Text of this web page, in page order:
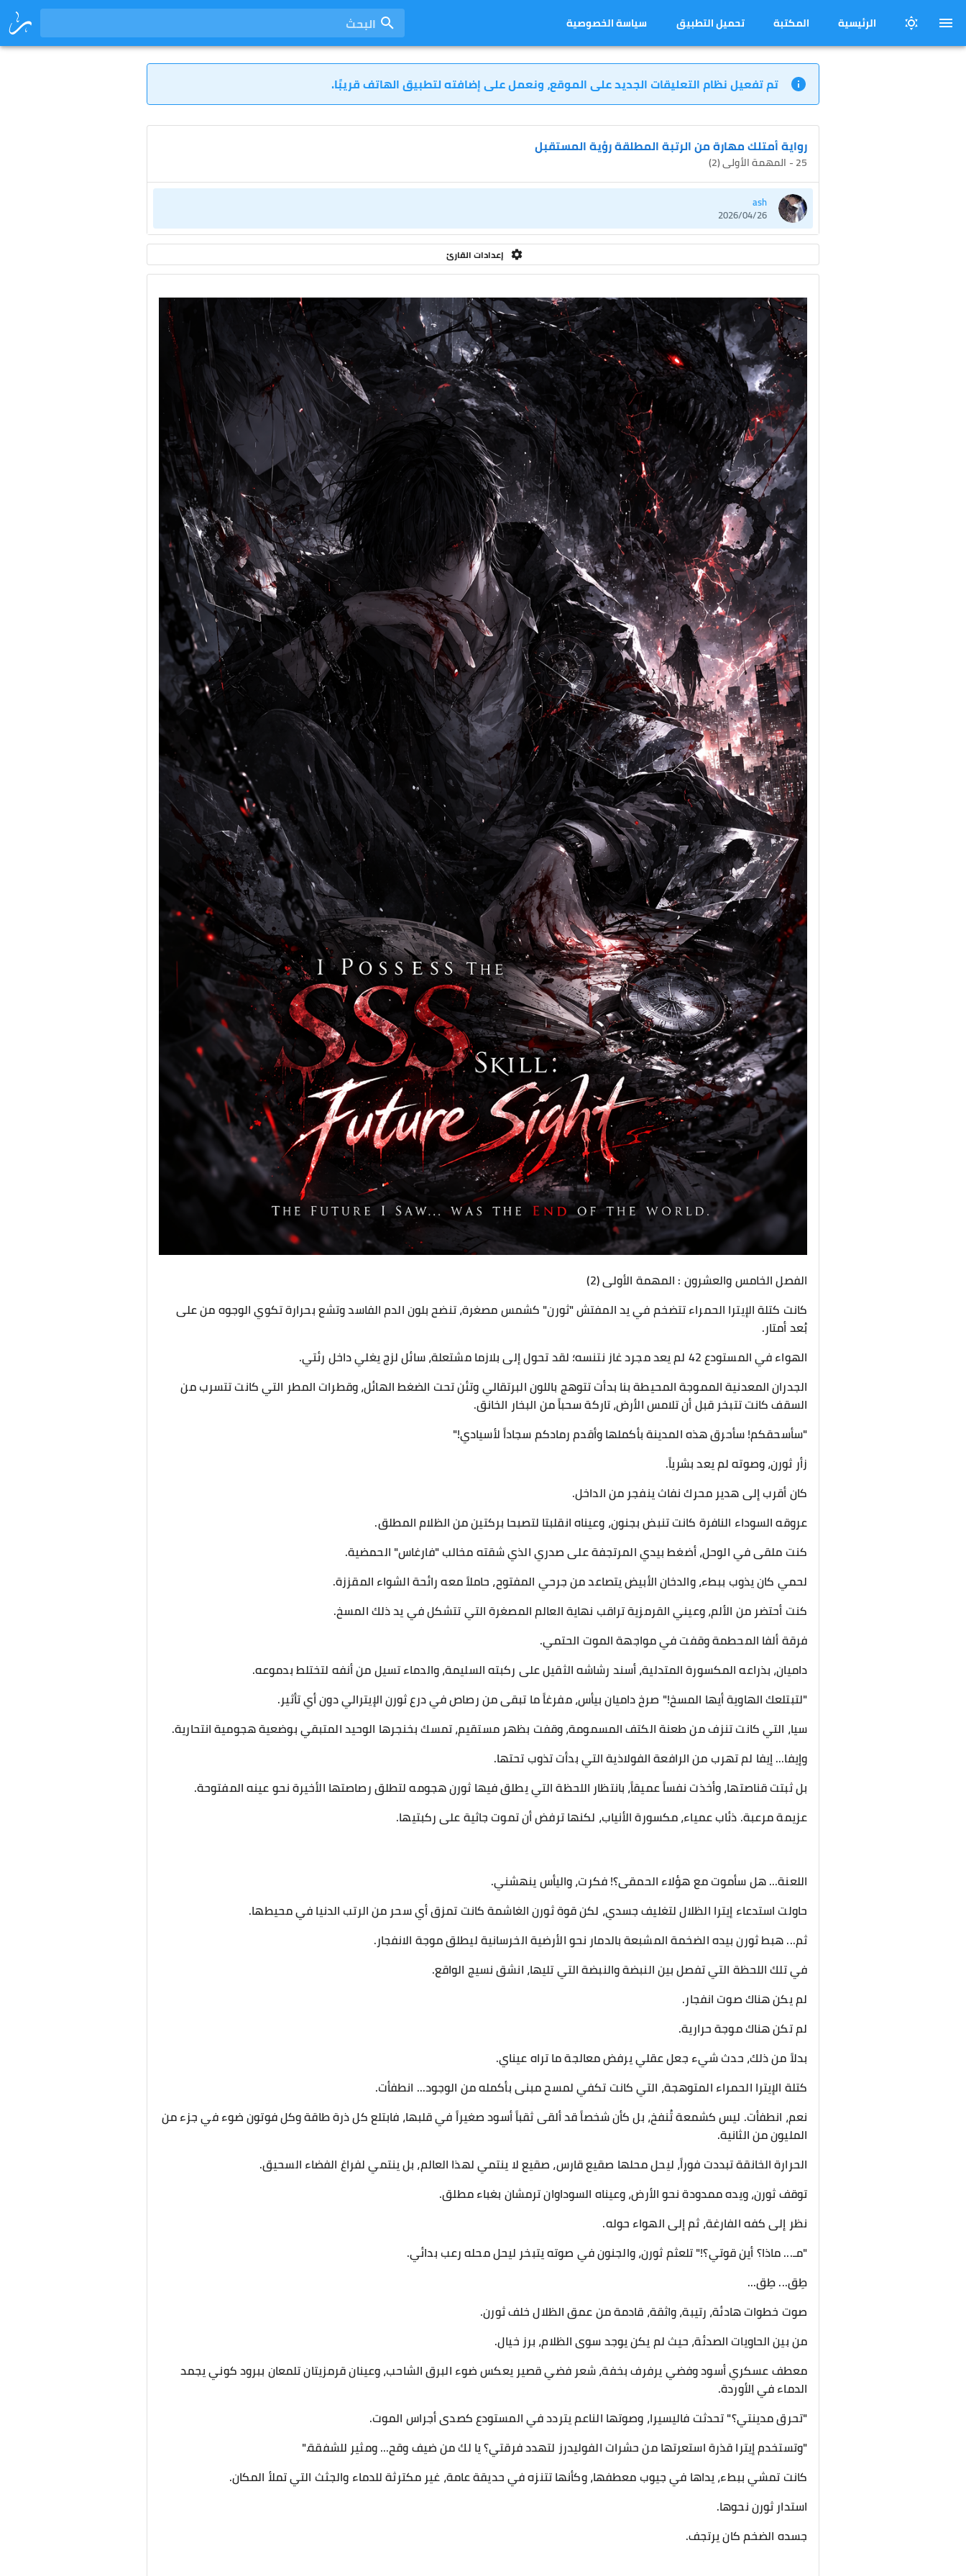
الرئيسية المكتبة تحميل التطبيق سياسة الخصوصية البحث
تم تفعيل نظام التعليقات الجديد على الموقع، ونعمل على إضافته لتطبيق الهاتف قريبًا.
رواية أمتلك مهارة من الرتبة المطلقة رؤية المستقبل
25 - المهمة الأولى (2)
ash
2026/04/26
إعدادات القارئ
الفصل الخامس والعشرون : المهمة الأولى (2)
​كانت كتلة الإيترا الحمراء تتضخم في يد المفتش "ثورن" كشمس مصغرة، تنضح بلون الدم الفاسد وتشع بحرارة تكوي الوجوه من على
بُعد أمتار.
الهواء في المستودع 42 لم يعد مجرد غاز نتنسه؛ لقد تحول إلى بلازما مشتعلة، سائل لزج يغلي داخل رئتي.
الجدران المعدنية المموجة المحيطة بنا بدأت تتوهج باللون البرتقالي وتئن تحت الضغط الهائل، وقطرات المطر التي كانت تتسرب من
السقف كانت تتبخر قبل أن تلامس الأرض، تاركة سحباً من البخار الخانق.
​"سأسحقكم! سأحرق هذه المدينة بأكملها وأقدم رمادكم سجاداً لأسيادي!"
زأر ثورن، وصوته لم يعد بشرياً.
كان أقرب إلى هدير محرك نفاث ينفجر من الداخل.
عروقه السوداء النافرة كانت تنبض بجنون، وعيناه انقلبتا لتصبحا بركتين من الظلام المطلق.
​كنت ملقى في الوحل، أضغط بيدي المرتجفة على صدري الذي شقته مخالب "فارغاس" الحمضية.
لحمي كان يذوب ببطء، والدخان الأبيض يتصاعد من جرحي المفتوح، حاملاً معه رائحة الشواء المقززة.
كنت أحتضر من الألم، وعيني القرمزية تراقب نهاية العالم المصغرة التي تتشكل في يد ذلك المسخ.
​فرقة ألفا المحطمة وقفت في مواجهة الموت الحتمي.
​داميان، بذراعه المكسورة المتدلية، أسند رشاشه الثقيل على ركبته السليمة، والدماء تسيل من أنفه لتختلط بدموعه.
"لتبتلعك الهاوية أيها المسخ!" صرخ داميان بيأس، مفرغاً ما تبقى من رصاص في درع ثورن الإيترالي دون أي تأثير.
سيا، التي كانت تنزف من طعنة الكتف المسمومة، وقفت بظهر مستقيم، تمسك بخنجرها الوحيد المتبقي بوضعية هجومية انتحارية.
وإيفا... إيفا لم تهرب من الرافعة الفولاذية التي بدأت تذوب تحتها.
بل ثبتت قناصتها، وأخذت نفساً عميقاً، بانتظار اللحظة التي يطلق فيها ثورن هجومه لتطلق رصاصتها الأخيرة نحو عينه المفتوحة.
​عزيمة مرعبة. ذئاب عمياء، مكسورة الأنياب، لكنها ترفض أن تموت جاثية على ركبتيها.
​اللعنة... هل سأموت مع هؤلاء الحمقى؟! فكرت، واليأس ينهشني.
حاولت استدعاء إيترا الظلال لتغليف جسدي، لكن قوة ثورن الغاشمة كانت تمزق أي سحر من الرتب الدنيا في محيطها.
​ثم... هبط ثورن بيده الضخمة المشبعة بالدمار نحو الأرضية الخرسانية ليطلق موجة الانفجار.
​في تلك اللحظة التي تفصل بين النبضة والنبضة التي تليها، انشق نسيج الواقع.
​لم يكن هناك صوت انفجار.
لم تكن هناك موجة حرارية.
​بدلاً من ذلك، حدث شيء جعل عقلي يرفض معالجة ما تراه عيناي.
كتلة الإيترا الحمراء المتوهجة، التي كانت تكفي لمسح مبنى بأكمله من الوجود... انطفأت.
​نعم، انطفأت. ليس كشمعة تُنفخ، بل كأن شخصاً قد ألقى ثقباً أسود صغيراً في قلبها، فابتلع كل ذرة طاقة وكل فوتون ضوء في جزء من
المليون من الثانية.
الحرارة الخانقة تبددت فوراً، ليحل محلها صقيع قارس، صقيع لا ينتمي لهذا العالم، بل ينتمي لفراغ الفضاء السحيق.
​توقف ثورن، ويده ممدودة نحو الأرض، وعيناه السوداوان ترمشان بغباء مطلق.
نظر إلى كفه الفارغة، ثم إلى الهواء حوله.
​"مـ... ماذا؟ أين قوتي؟!" تلعثم ثورن، والجنون في صوته يتبخر ليحل محله رعب بدائي.
​طِق... طِق...
​صوت خطوات هادئة، رتيبة، واثقة، قادمة من عمق الظلال خلف ثورن.
​من بين الحاويات الصدئة، حيث لم يكن يوجد سوى الظلام، برز خيال.
معطف عسكري أسود وفضي يرفرف بخفة، شعر فضي قصير يعكس ضوء البرق الشاحب، وعينان قرمزيتان تلمعان ببرود كوني يجمد
الدماء في الأوردة.
​"تحرق مدينتي؟" تحدثت فاليسيرا، وصوتها الناعم يتردد في المستودع كصدى أجراس الموت.
"وتستخدم إيترا قذرة استعرتها من حشرات الفوليدرز لتهدد فرقتي؟ يا لك من ضيف وقح... ومثير للشفقة."
​كانت تمشي ببطء، يداها في جيوب معطفها، وكأنها تتنزه في حديقة عامة، غير مكترثة للدماء والجثث التي تملأ المكان.
​استدار ثورن نحوها.
جسده الضخم كان يرتجف.